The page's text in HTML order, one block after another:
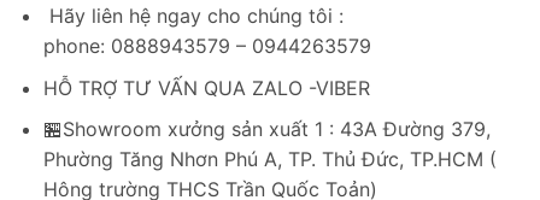
Hãy liên hệ ngay cho chúng tôi :
phone: 0888943579 – 0944263579
HỖ TRỢ TƯ VẤN QUA ZALO -VIBER
🏪Showroom xưởng sản xuất 1 : 43A Đường 379,
Phường Tăng Nhơn Phú A, TP. Thủ Đức, TP.HCM (
Hông trường THCS Trần Quốc Toản)